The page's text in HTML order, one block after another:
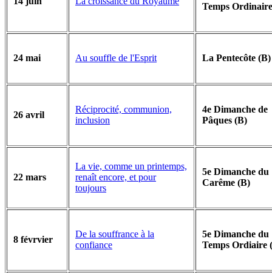
Temps
24 mai Au souffle de l'Esprit La Pentecôte (B)
26 avril
Réciprocité, communion,
inclusion
4e Dimanche de
Pâques (B)
22 mars
La vie, comme un printemps,
renaît encore, et pour
toujours
5e Dimanche du
Carême (B)
8 févrvier
De la souffrance à la
confiance
5e Dimanche du
Temps Ordiaire